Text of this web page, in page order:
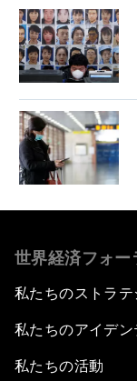
世界経済フォー
私たちのストラテ
私たちのアイデン
私たちの活動